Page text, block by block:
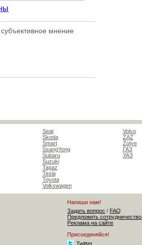
мнение
Seat
Skoda
Smart
SsangYong
Subaru
Suzuki
Tagaz
Tesla
Toyota
Volkswagen
Volvo
ZAZ
Zotye
ГАЗ
УАЗ
Напиши нам!
Задать вопрос / FAQ
Предложить сотрудничество
Реклама на сайте
Присоединяйся!
Twitter